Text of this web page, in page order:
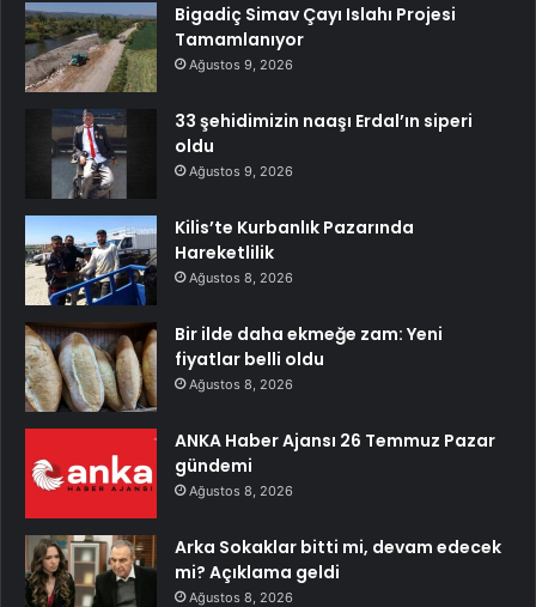
Bigadiç Simav Çayı Islahı Projesi
Tamamlanıyor
Ağustos 9, 2026
33 şehidimizin naaşı Erdal’ın siperi
oldu
Ağustos 9, 2026
Kilis’te Kurbanlık Pazarında
Hareketlilik
Ağustos 8, 2026
Bir ilde daha ekmeğe zam: Yeni
fiyatlar belli oldu
Ağustos 8, 2026
ANKA Haber Ajansı 26 Temmuz Pazar
gündemi
Ağustos 8, 2026
Arka Sokaklar bitti mi, devam edecek
mi? Açıklama geldi
Ağustos 8, 2026